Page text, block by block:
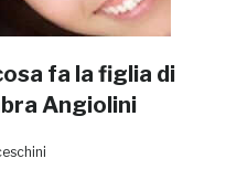
fa la figlia di
Angiolini